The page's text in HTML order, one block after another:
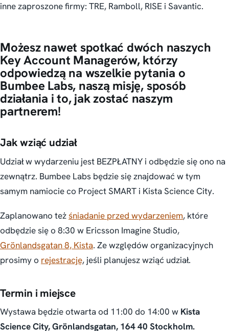
inne zaproszone firmy: TRE, Ramboll, RISE i Savantic.
Możesz nawet spotkać dwóch naszych
Key Account Managerów, którzy
odpowiedzą na wszelkie pytania o
Bumbee Labs, naszą misję, sposób
działania i to, jak zostać naszym
partnerem!
Jak wziąć udział
Udział w wydarzeniu jest BEZPŁATNY i odbędzie się ono na
zewnątrz. Bumbee Labs będzie się znajdować w tym
samym namiocie co Project SMART i Kista Science City.
Zaplanowano teżśniadanie przed wydarzeniem, które
odbędzie się o 8:30 w Ericsson Imagine Studio,
Grönlandsgatan 8, Kista. Ze względów organizacyjnych
prosimy o rejestrację, jeśli planujesz wziąć udział.
Termin i miejsce
Wystawa będzie otwarta od 11:00 do 14:00 w Kista
Science City, Grönlandsgatan, 164 40 Stockholm.